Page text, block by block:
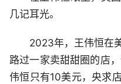
几记耳光。
2023年，王伟恒在
路过一家卖甜甜圈的店
伟恒只有10美元，央求